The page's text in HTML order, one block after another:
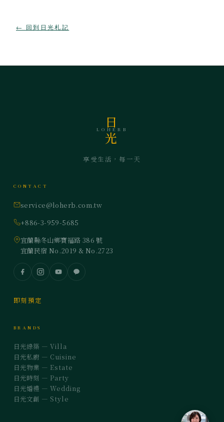
← 回到日光札記
日
LOHERB
光
享受生活，每一天
CONTACT
service@loherb.com.tw
+886-3-959-5685
宜蘭縣冬山鄉寶福路 386 號
宜蘭民宿 No.2019 & No.2723
即刻預定
BRANDS
日光綠築 — Villa
日光私廚 — Cuisine
日光物業 — Estate
日光時刻 — Party
日光婚禮 — Wedding
日光文創 — Style